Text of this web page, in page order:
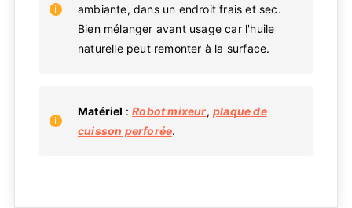
ambiante, dans un endroit frais et sec.
Bien mélanger avant usage car l'huile
naturelle peut remonter à la surface.
Matériel :Robot mixeur, plaque de
cuisson perforée.